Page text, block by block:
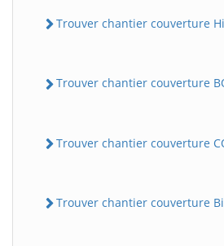
Trouver chantier couverture
Trouver chantier couverture
Trouver chantier couverture
Trouver chantier couverture